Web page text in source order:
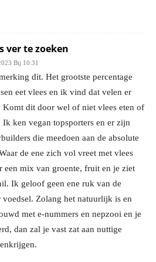
ver te zoeken
Bij 10:31
dit. Het grootste percentage
eet vlees en ik vind dat velen er
Komt dit door wel of niet vlees eten of
Ik ken vegan topsporters en er zijn
die meedoen aan de absolute
de ene zich vol vreet met vlees
een mix van groente, fruit en je ziet
Ik geloof geen ene ruk van de
voedsel. Zolang het natuurlijk is en
met e-nummers en nepzooi en je
dan zal je vast zat aan nuttige